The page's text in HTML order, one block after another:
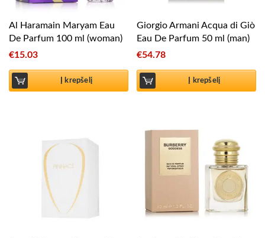
Al Haramain Maryam Eau
De Parfum 100 ml (woman)
€15.03
Į krepšelį
Giorgio Armani Acqua di Giò
Eau De Parfum 50 ml (man)
€54.78
Į krepšelį